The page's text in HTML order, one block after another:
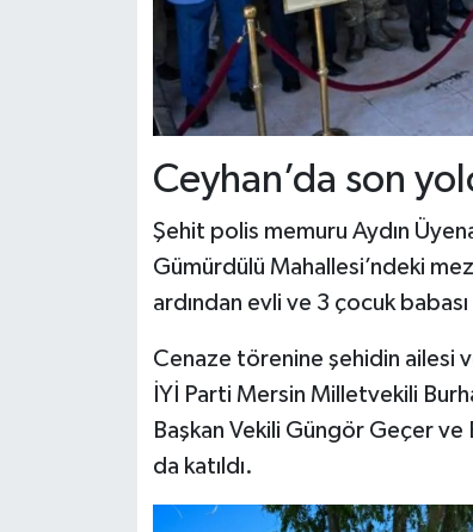
Ceyhan’da son
Şehit polis memuru Aydın
Gümürdülü Mahallesi’ndeki
ardından evli ve 3 çocuk
Cenaze törenine şehidin ailesi
İYİ Parti Mersin Milletvekili
Başkan Vekili Güngör Geçer ve
da katıldı.